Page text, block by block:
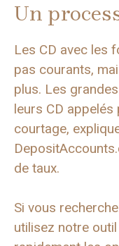
Un
Les CD avec les
pas courants,
plus. Les
leurs CD
courtage,
de taux.
Si vous
utilisez notre